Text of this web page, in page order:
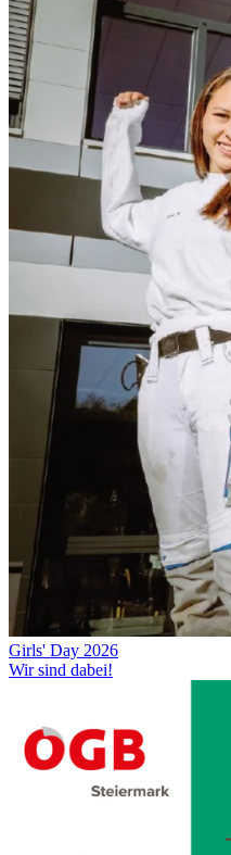
Girls' Day 2026
Wir sind dabei!